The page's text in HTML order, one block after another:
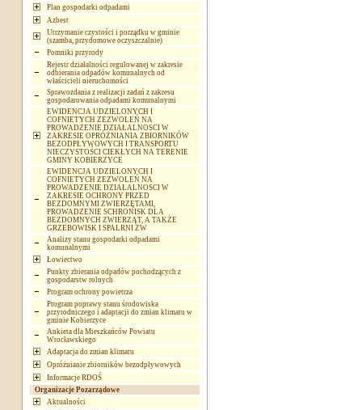
Plan gospodarki odpadami
Azbest
Utrzymanie czystości i porządku w gminie
(szamba, przydomowe oczyszczalnie)
Pomniki przyrody
Rejestr działalności regulowanej w zakresie
odbierania odpadów komunalnych od
właścicieli nieruchomości
Sprawozdania z realizacji zadań z zakresu
gospodarowania odpadami komunalnymi
EWIDENCJA UDZIELONYCH I
COFNIETYCH ZEZWOLEŃ NA
PROWADZENIE DZIAŁALNOSCI W
ZAKRESIE OPRÓŻNIANIA ZBIORNIKÓW
BEZODPŁYWOWYCH I TRANSPORTU
NIECZYSTOŚCI CIEKŁYCH NA TERENIE
GMINY KOBIERZYCE
EWIDENCJA UDZIELONYCH I
COFNIETYCH ZEZWOLEŃ NA
PROWADZENIE DZIAŁALNOSCI W
ZAKRESIE OCHRONY PRZED
BEZDOMNYMI ZWIERZĘTAMI,
PROWADZENIE SCHRONISK DLA
BEZDOMNYCH ZWIERZĄT, A TAKŻE
GRZEBOWISK I SPALRNI ZW
Analizy stanu gospodarki odpadami
komunalnymi
Łowiectwo
Punkty zbierania odpadów pochodzących z
gospodarstw rolnych
Program ochrony powietrza
Program poprawy stanu środowiska
przyrodniczego i adaptacji do zmian klimatu w
gminie Kobierzyce
Ankieta dla Mieszkańców Powiatu
Wrocławskiego
Adaptacja do zmian klimatu
Opróżnianie zbiorników bezodpływowych
Informacje RDOŚ
Organizacje Pozarządowe
Aktualności